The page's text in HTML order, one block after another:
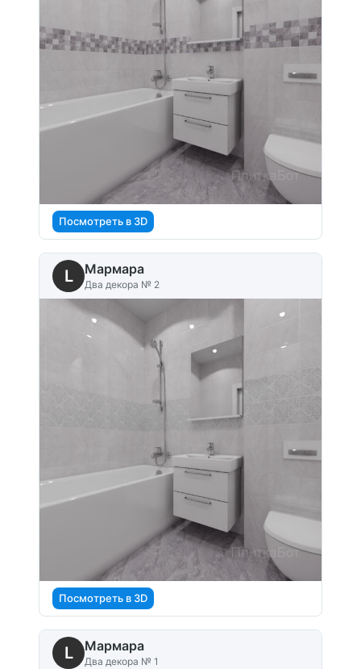
Посмотреть в 3D
L Мармара
Два декора № 2
Посмотреть в 3D
L Мармара
Два декора № 1